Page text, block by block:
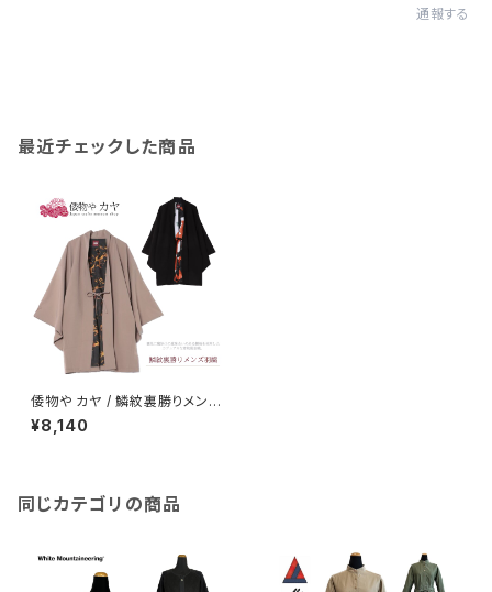
通報する
最近チェックした商品
倭物や カヤ / 鱗紋裏勝りメンズ
羽織
¥8,140
同じカテゴリの商品